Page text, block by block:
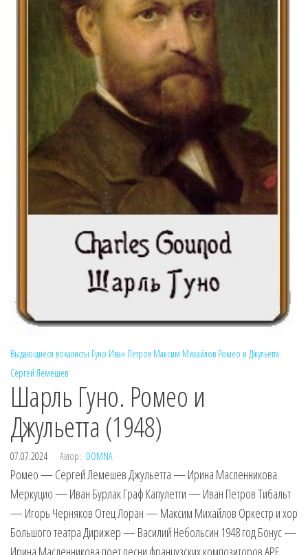
Выдающиеся вокалисты Гуно Иван Петров Максим Михайлов Ромео и Джульетта
Сергей Лемешев
Шарль Гуно. Ромео и
Джульетта (1948)
07.07.2024 Автор: DOMNA
Ромео — Сергей Лемешев Джульетта — Ирина Масленникова
Меркуцио — Иван Бурлак Граф Капулетти — Иван Петров Тибальт
— Игорь Черняков Отец Лоран — Максим Михайлов Оркестр и хор
Большого театра Дирижер — Василий Небольсин 1948 год Бонус —
Ирина Масленникова поет песни французских композиторов APE